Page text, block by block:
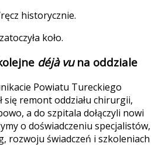
historycznie.
koło.
déjà vuna oddziale
Powiatu Tureckiego
się remont oddziału chirurgii,
a do szpitala dołączyli nowi
o doświadczeniu specjalistów,
rozwoju świadczeń i szkoleniach